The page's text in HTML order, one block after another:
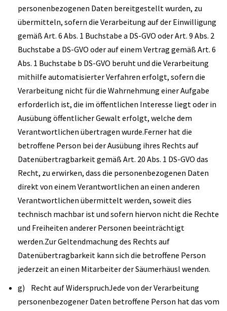
personenbezogenen Daten bereitgestellt wurden, zu
übermitteln, sofern die Verarbeitung auf der Einwilligung
gemäß Art. 6 Abs. 1 Buchstabe a DS-GVO oder Art. 9 Abs. 2
Buchstabe a DS-GVO oder auf einem Vertrag gemäß Art. 6
Abs. 1 Buchstabe b DS-GVO beruht und die Verarbeitung
mithilfe automatisierter Verfahren erfolgt, sofern die
Verarbeitung nicht für die Wahrnehmung einer Aufgabe
erforderlich ist, die im öffentlichen Interesse liegt oder in
Ausübung öffentlicher Gewalt erfolgt, welche dem
Verantwortlichen übertragen wurde.Ferner hat die
betroffene Person bei der Ausübung ihres Rechts auf
Datenübertragbarkeit gemäß Art. 20 Abs. 1 DS-GVO das
Recht, zu erwirken, dass die personenbezogenen Daten
direkt von einem Verantwortlichen an einen anderen
Verantwortlichen übermittelt werden, soweit dies
technisch machbar ist und sofern hiervon nicht die Rechte
und Freiheiten anderer Personen beeinträchtigt
werden.Zur Geltendmachung des Rechts auf
Datenübertragbarkeit kann sich die betroffene Person
jederzeit an einen Mitarbeiter der Säumerhäusl wenden.
g) Recht auf WiderspruchJede von der Verarbeitung
personenbezogener Daten betroffene Person hat das vom